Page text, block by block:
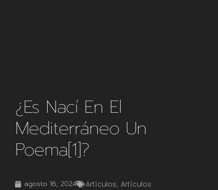
¿Es Nací En El
Mediterráneo Un
Poema[1]?
agosto 16, 2024 Artículos,Artículos